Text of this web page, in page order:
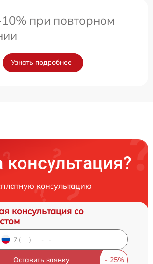
при повторном
Узнать подробнее
консультацию
консультация со
Оставить заявку